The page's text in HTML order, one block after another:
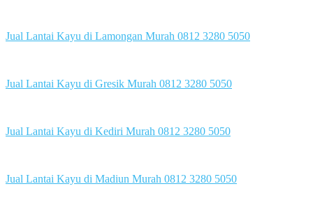
Jual Lantai Kayu di Lamongan Murah 0812 3280 5050
Jual Lantai Kayu di Gresik Murah 0812 3280 5050
Jual Lantai Kayu di Kediri Murah 0812 3280 5050
Jual Lantai Kayu di Madiun Murah 0812 3280 5050